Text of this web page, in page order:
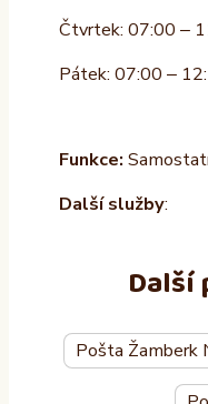
Čtvrtek: 07:00 –
Pátek: 07:00 –
Funkce:
Další služby:
Další
Pošta Žamberk